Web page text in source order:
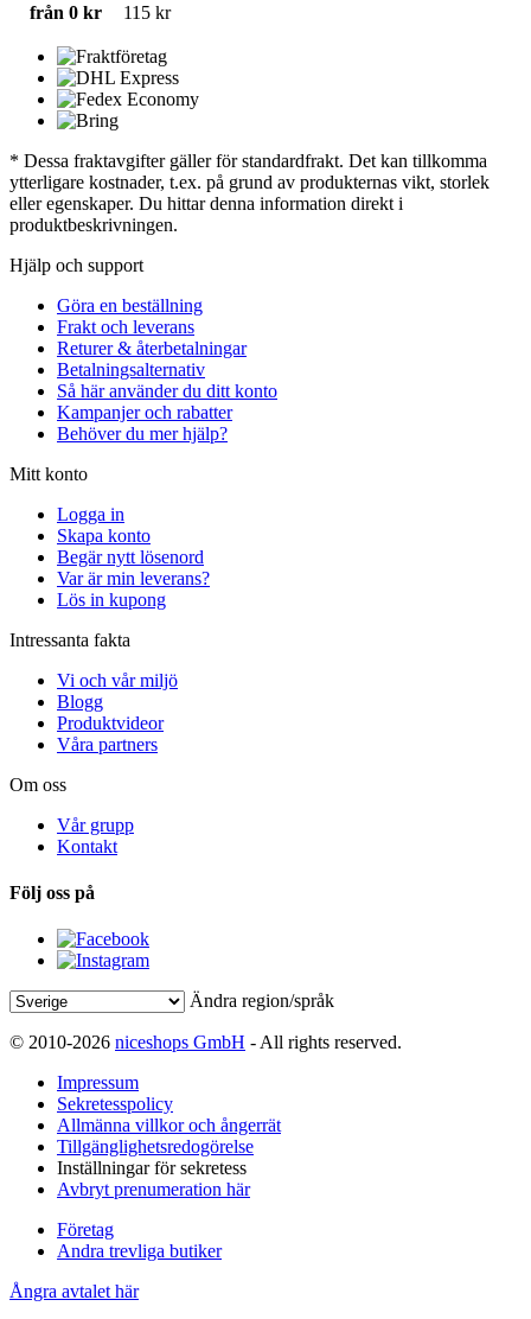
från 0 kr
115 kr
* Dessa fraktavgifter gäller för standardfrakt. Det kan tillkomma
ytterligare kostnader, t.ex. på grund av produkternas vikt, storlek
eller egenskaper. Du hittar denna information direkt i
produktbeskrivningen.
Hjälp och support
Göra en beställning
Frakt och leverans
Returer & återbetalningar
Betalningsalternativ
Så här använder du ditt konto
Kampanjer och rabatter
Behöver du mer hjälp?
Mitt konto
Logga in
Skapa konto
Begär nytt lösenord
Var är min leverans?
Lös in kupong
Intressanta fakta
Vi och vår miljö
Blogg
Produktvideor
Våra partners
Om oss
Vår grupp
Kontakt
Följ oss på
Ändra region/språk
© 2010-2026 niceshops GmbH - All rights reserved.
Impressum
Sekretesspolicy
Allmänna villkor och ångerrät
Tillgänglighetsredogörelse
Inställningar för sekretess
Avbryt prenumeration här
Företag
Andra trevliga butiker
Ångra avtalet här